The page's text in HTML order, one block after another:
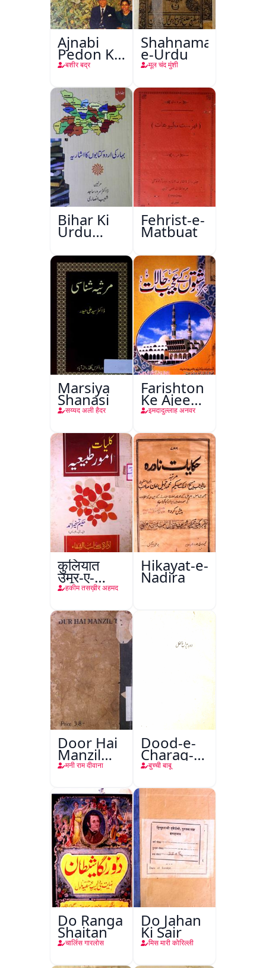
Ajnabi
Pedon Ke
Saye
बशीर बद्र
Shahnama-
e-Urdu
मूल चंद मुंशी
Bihar Ki
Urdu
Kitabon
Ka
Ishariya
Fehrist-e-
Matbuat
Marsiya
Shanasi
सय्यद अली हैदर
Farishton
Ke Ajeeb
Halat
इमदादुल्लाह अनवर
कुलियात
उमूर-ए-
तबीइया
हकीम तसख़ीर अहमद
Hikayat-e-
Nadira
Door Hai
Manzil
Teri
मनी राम दीवाना
Dood-e-
Charag-e-
Mahfil
बुच्ची बाबू
Do Ranga
Shaitan
चार्लिस गारलोस
Do Jahan
Ki Sair
मिस मारी कोरिल्ली